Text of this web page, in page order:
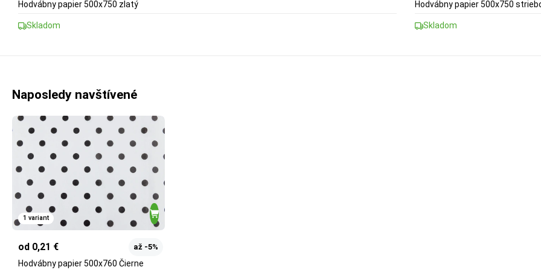
Hodvábny papier 500x750 zlatý
Skladom
Hodvábny papier 500x750
Skladom
Naposledy navštívené
1 variant
od 0,21 € až -5%
Hodvábny papier 500x760 Čierne